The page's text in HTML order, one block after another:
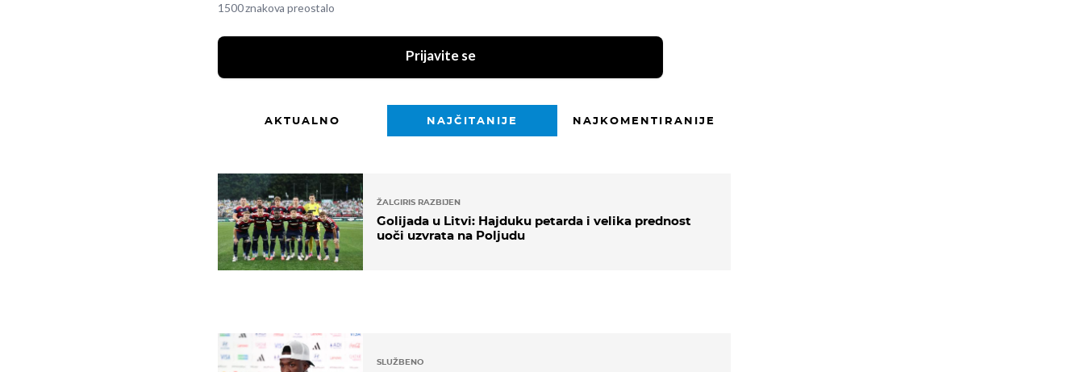
1500 znakova preostalo
Prijavite se
AKTUALNO NAJČITANIJE NAJKOMENTIRANIJE
ŽALGIRIS RAZBIJEN
Golijada u Litvi: Hajduku petarda i velika prednost
uoči uzvrata na Poljudu
SLUŽBENO